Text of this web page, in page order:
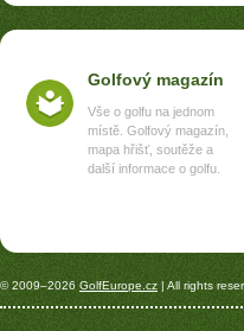
Golfový magazín
Vše o golfu na jednom
místě. Golfový magazín,
mapa hřišť, soutěže a
další informace o golfu.
© 2009–2026 GolfEurope.cz| All rights